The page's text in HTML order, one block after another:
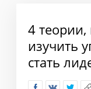
4
изучить
стать